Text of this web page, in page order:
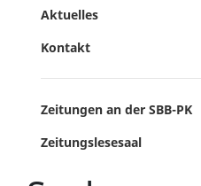
Aktuelles
Kontakt
Zeitungen an der SBB-PK
Zeitungslesesaal